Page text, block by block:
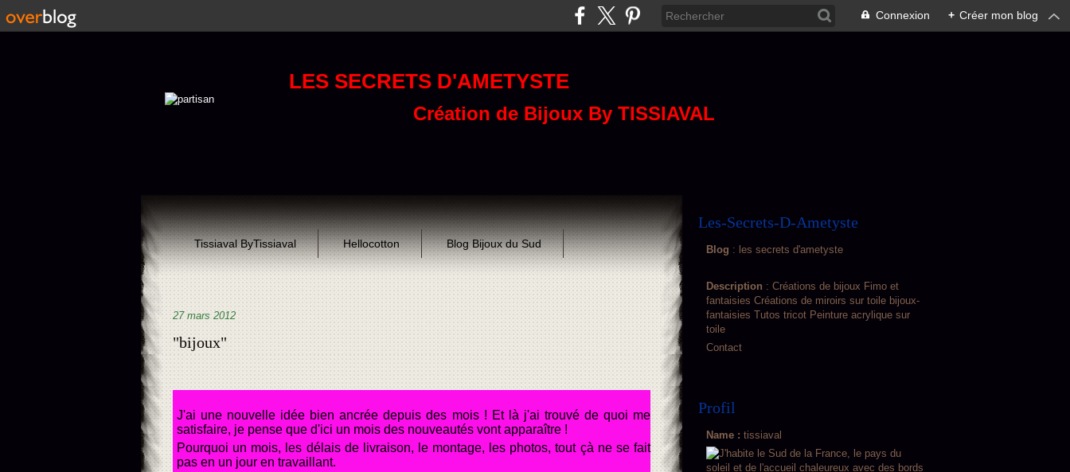
Connexion + Créer mon blog
LES SECRETS D'AMETYSTE
Création de Bijoux By TISSIAVAL
Tissiaval ByTissiaval Hellocotton Blog Bijoux du Sud
27 mars 2012
"bijoux"
J'ai une nouvelle idée bien ancrée depuis des mois ! Et là j'ai trouvé de quoi me
satisfaire, je pense que d'ici un mois des nouveautés vont apparaître !
Pourquoi un mois, les délais de livraison, le montage, les photos, tout çà ne se fait
pas en un jour en travaillant.
Les-Secrets-D-Ametyste
Blog : les secrets d'ametyste
Description : Créations de bijoux Fimo et
fantaisies Créations de miroirs sur toile bijoux-
fantaisies Tutos tricot Peinture acrylique sur
toile
Contact
Profil
Name : tissiaval